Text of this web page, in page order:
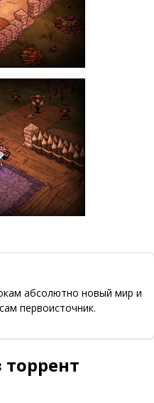
абсолютно новый мир и
первоисточник.